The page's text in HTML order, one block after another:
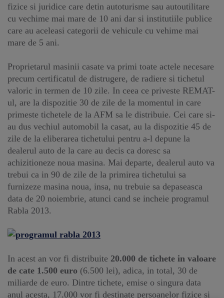
fizice si juridice care detin autoturisme sau autoutilitare
cu vechime mai mare de 10 ani dar si institutiile publice
care au aceleasi categorii de vehicule cu vehime mai
mare de 5 ani.
Proprietarul masinii casate va primi toate actele necesare
precum certificatul de distrugere, de radiere si tichetul
valoric in termen de 10 zile. In ceea ce priveste REMAT-
ul, are la dispozitie 30 de zile de la momentul in care
primeste tichetele de la AFM sa le distribuie. Cei care si-
au dus vechiul automobil la casat, au la dispozitie 45 de
zile de la eliberarea tichetului pentru a-l depune la
dealerul auto de la care au decis ca doresc sa
achizitioneze noua masina. Mai departe, dealerul auto va
trebui ca in 90 de zile de la primirea tichetului sa
furnizeze masina noua, insa, nu trebuie sa depaseasca
data de 20 noiembrie, atunci cand se incheie programul
Rabla 2013.
In acest an vor fi distribuite 20.000 de tichete in valoare
de cate 1.500 euro (6.500 lei), adica, in total, 30 de
miliarde de euro. Dintre tichete, emise o singura data
anul acesta, 17.000 vor fi destinate persoanelor fizice si